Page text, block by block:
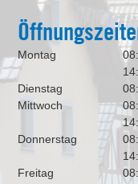
Montag
Dienstag
Mittwoch
Donnerstag
Freitag